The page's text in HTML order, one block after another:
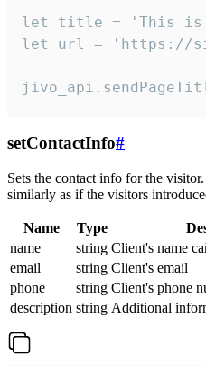
let title = 'This is
let url = 'https://
setContactInfo#
Sets the contact info for the
similarly as if the visitors
Name Type
name
string Client's name
email
string Client's email
phone
string Client's phone
description string Additional